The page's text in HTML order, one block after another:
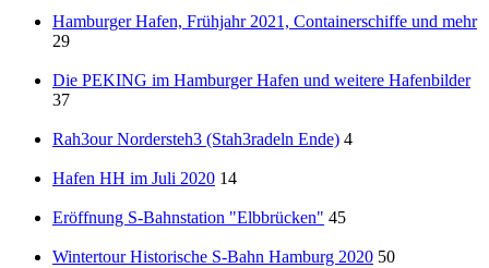
Hamburger Hafen, Frühjahr 2021, Containerschiffe und mehr
29
Die PEKING im Hamburger Hafen und weitere Hafenbilder
37
Rah3our Nordersteh3 (Stah3radeln Ende) 4
Hafen HH im Juli 2020 14
Eröffnung S-Bahnstation "Elbbrücken" 45
Wintertour Historische S-Bahn Hamburg 2020 50